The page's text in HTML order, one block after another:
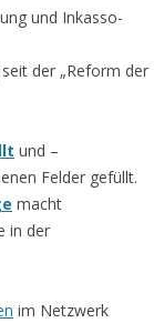
und Inkasso-
der „Reform der
und –
Felder gefüllt.
macht
in der
im Netzwerk